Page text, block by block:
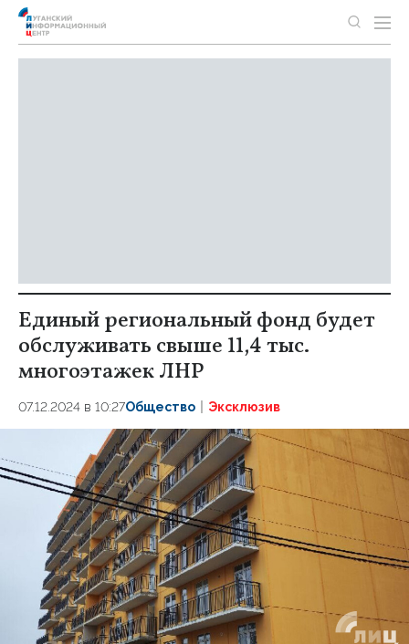
Единый региональный фонд будет
обслуживать свыше 11,4 тыс.
многоэтажек ЛНР
07.12.2024 в 10:27Общество Эксклюзив